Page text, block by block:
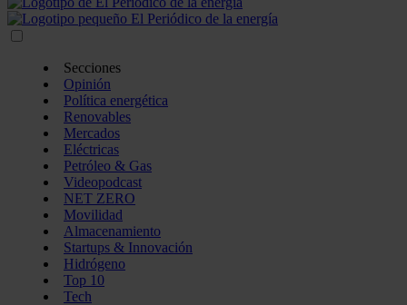
Secciones
Opinión
Política energética
Renovables
Mercados
Eléctricas
Petróleo & Gas
Videopodcast
NET ZERO
Movilidad
Almacenamiento
Startups & Innovación
Hidrógeno
Top 10
Tech